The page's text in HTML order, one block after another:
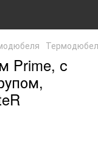
Prime, с